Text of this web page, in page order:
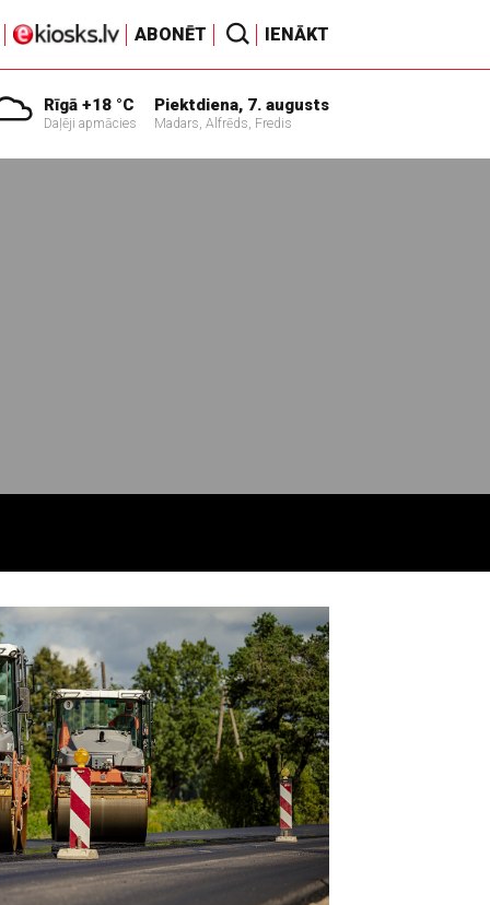
ABONĒT IENĀKT
Rīgā +18 °C
Daļēji apmācies
Piektdiena, 7. augusts
Madars, Alfrēds, Fredis